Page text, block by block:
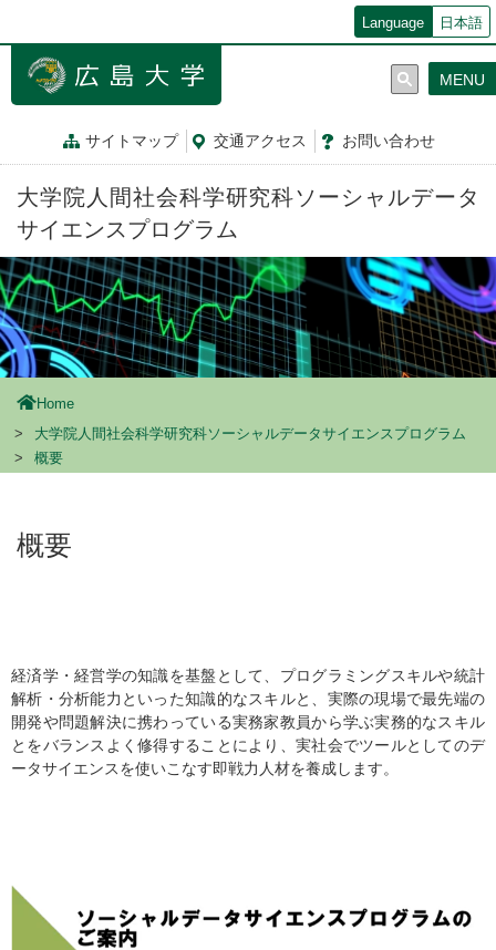
ン
Language 日本語
サイトマップ 交通アクセス お問い合わせ
MENU
大学院人間社会科学研究科ソーシャルデータ
サイエンスプログラム
Home
大学院人間社会科学研究科ソーシャルデータサイエンスプログラム
概要
概要
経済学・経営学の知識を基盤として、プログラミングスキルや統計
解析・分析能力といった知識的なスキルと、実際の現場で最先端の
開発や問題解決に携わっている実務家教員から学ぶ実務的なスキル
とをバランスよく修得することにより、実社会でツールとしてのデ
ータサイエンスを使いこなす即戦力人材を養成します。